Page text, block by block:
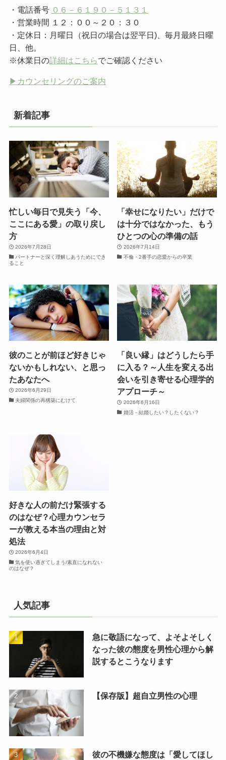
・電話番号 ０６－６１９０－５１３１
・営業時間 １２：００～２０：３０
・定休日：月曜日（祝日の場合は翌平日)、毎月最終日曜
日、他。
※休業日の詳細はこちらでご確認ください
▶︎カウンセリングのご案内
新着記事
忙しい毎日で見失う「今、
ここにある愛」の取り戻し
方
2026年7月28日
パートナーと深く理解しあうためにでき
ること
「幸せになりたい」だけで
は十分ではなかった、もう
ひとつの心の準備の話
2026年7月14日
不倫・2番手の恋愛からの卒業
彼のことが前ほど好きじゃ
ないかもしれない、と思っ
たあなたへ
2026年6月29日
夫婦関係の再構築にむけて
「良い縁」はどうしたら手
に入る？～人生を変える出
会いを引き寄せる心理学的
アプローチ～
2026年6月16日
婚活－結婚したい？したくない？
好きな人の前だけ緊張する
のはなぜ？心理カウンセラ
ーが教える本当の理由と対
処法
2026年6月4日
気を使い過ぎてしまう/素直になれない
のはなぜ？
人気記事
急に敬語になって、よそよそしく
なった彼の態度を男性心理から解
説するとこうなります
【保存版】超自立男性の心理
彼の不機嫌な態度は「愛してほし